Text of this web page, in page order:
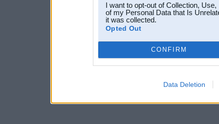
I want to opt-out of Collection,
of my Personal Data that Is
it was collected.
Opted Out
CONFIRM
Data Deletion